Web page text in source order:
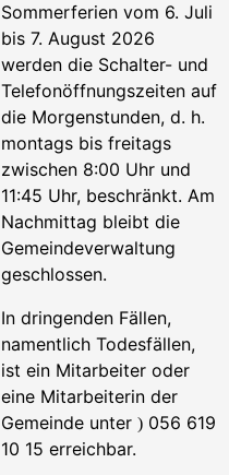
Sommerferien vom 6. Juli
bis 7. August 2026
werden die Schalter- und
Telefonöffnungszeiten auf
die Morgenstunden, d. h.
montags bis freitags
zwischen 8:00 Uhr und
11:45 Uhr, beschränkt. Am
Nachmittag bleibt die
Gemeindeverwaltung
geschlossen.
In dringenden Fällen,
namentlich Todesfällen,
ist ein Mitarbeiter oder
eine Mitarbeiterin der
Gemeinde unter ) 056 619
10 15 erreichbar.